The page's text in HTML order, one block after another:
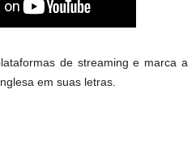
de streaming e marca a
em suas letras.